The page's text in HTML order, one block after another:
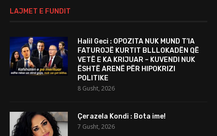
LAJMET E FUNDIT
Halil Geci : OPOZITA NUK MUND T’IA
FATUROJË KURTIT BLLLOKADËN QË
VETË E KA KRIJUAR – KUVENDI NUK
ËSHTË ARENË PËR HIPOKRIZI
POLITIKE
8 Gusht, 2026
Çerazela Kondi : Bota ime!
7 Gusht, 2026